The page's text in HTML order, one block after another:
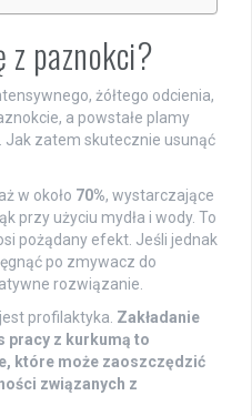
z paznokci?
żółtego odcienia,
a powstałe plamy
Jak zatem skutecznie usunąć
w około 70%, wystarczające
przy użyciu mydła i wody. To
pożądany efekt. Jeśli jednak
po zmywacz do
rozwiązanie.
profilaktyka. Zakładanie
pracy z kurkumą to
które może zaoszczędzić
związanych z